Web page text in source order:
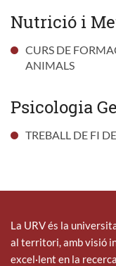
Nutrició i
CURS DE
ANIMALS
Psicologia
TREBALL DE FI
La URV és la
al territori, amb visió
excel·lent en la